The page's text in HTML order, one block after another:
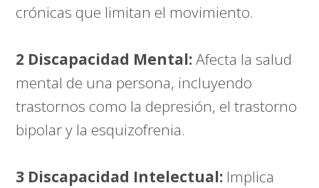
crónicas que limitan el movimiento.
2 Discapacidad Mental:Afecta la salud
mental de una persona, incluyendo
trastornos como la depresión, el trastorno
bipolar y la esquizofrenia.
3 Discapacidad Intelectual: Implica